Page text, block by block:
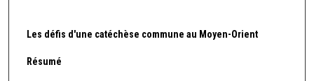
Les défis d'une catéchèse commune au Moyen-Orient
Résumé